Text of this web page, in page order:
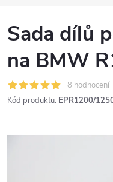
Sada dílů
na BMW
8 hodnocení
Kód produktu: EPR1200/